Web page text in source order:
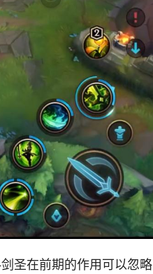
圣在前期的作用可以忽略